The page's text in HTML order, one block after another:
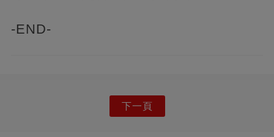
-END-
下一頁